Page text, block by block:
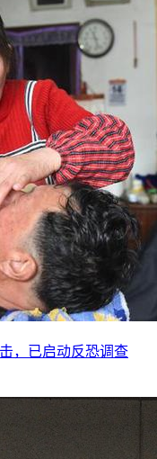
，已启动反恐调查